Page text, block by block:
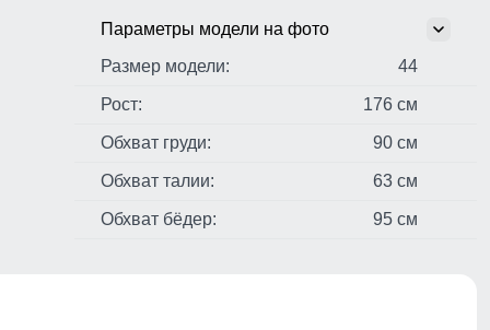
Параметры модели на фото
Размер модели:
44
Рост: 176 см
Обхват груди: 90 см
Обхват талии: 63 см
Обхват бёдер: 95 см